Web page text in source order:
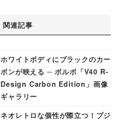
関連記事
ホワイトボディにブラックのカー
ボンが映える ─ ボルボ「V40 R-
Design Carbon Edition」画像
ギャラリー
ネオレトロな個性が際立つ！プジ